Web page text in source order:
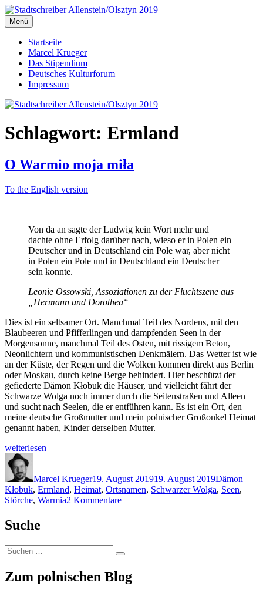
Zum
Inhalt
springen
Stadtschreiber Allenstein/Olsztyn 2019
Der Schriftsteller und Übersetzer Marcel Krueger berichtet aus dem
Herzen Ermlands
Menü
Startseite
Marcel Krueger
Das Stipendium
Deutsches Kulturforum
Impressum
Schlagwort: Ermland
O Warmio moja miła
To the English version
Von da an sagte der Ludwig kein Wort mehr und
dachte ohne Erfolg darüber nach, wieso er in Polen ein
Deutscher und in Deutschland ein Pole war, aber nicht
in Polen ein Pole und in Deutschland ein Deutscher
sein konnte.
Leonie Ossowski, Assoziationen zu der Fluchtszene aus
„Hermann und Dorothea“
Dies ist ein seltsamer Ort. Manchmal Teil des Nordens, mit den
Blaubeeren und Pfifferlingen und dampfenden Seen in der
Morgensonne, manchmal Teil des Osten, mit rissigem Beton,
Neonlichtern und kommunistischen Denkmälern. Das Wetter ist wie
an der Küste, der Regen und die Wolken kommen direkt aus Berlin
oder Moskau, durch keine Berge behindert. Hier beschützt der
gefiederte Dämon Kłobuk die Häuser, und vielleicht fährt der
Schwarze Wolga noch immer durch die Seitenstraßen und Alleen
und sucht nach Seelen, die er entführen kann. Es ist ein Ort, den
meine deutsche Großmutter und mein polnischer Großonkel Heimat
genannt haben, Kinder derselben Mutter.
„O
Warmio
moja
miła“
weiterlesen
Marcel Krueger19. August 201919. August 2019Dämon
Kłobuk, Ermland, Heimat, Ortsnamen, Schwarzer Wolga, Seen,
Störche, Warmia2 Kommentarezu
Suche
Suchen
nach:
Suchen
Zum polnischen Blog